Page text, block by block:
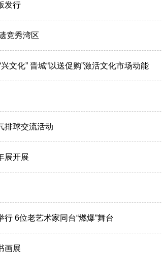
发行
竞秀湾区
兴文化” 晋城“以送促购”激活文化市场动能
排球交流活动
展开展
行 6位老艺术家同台“燃爆”舞台
画展